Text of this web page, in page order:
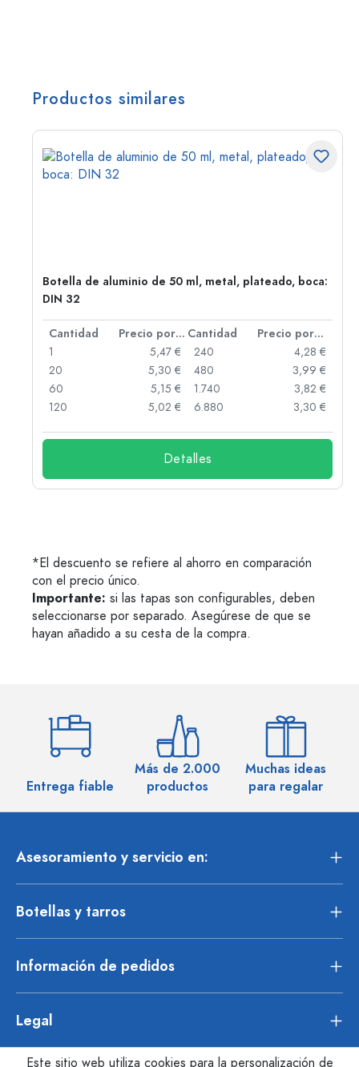
Productos similares
Botella de aluminio de 50 ml, metal, plateado, boca:
DIN 32
Cantidad Precio por unidad Cantidad
Precio por unidad
1
5,47 €
20
5,30 €
60
5,15 €
120
5,02 €
240
4,28 €
480
3,99 €
1.740
3,82 €
6.880
3,30 €
Detalles
*El descuento se refiere al ahorro en comparación
con el precio único.
Importante: si las tapas son configurables, deben
seleccionarse por separado. Asegúrese de que se
hayan añadido a su cesta de la compra.
Entrega fiable
Más de 2.000
productos
Muchas ideas
para regalar
Asesoramiento y servicio en:
Botellas y tarros
Información de pedidos
Legal
Este sitio web utiliza cookies para la personalización de